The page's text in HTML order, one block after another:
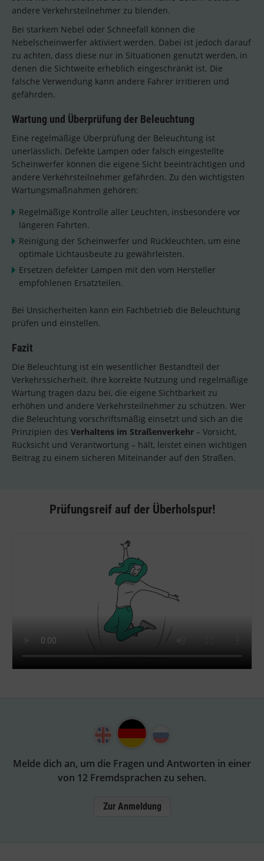
andere Verkehrsteilnehmer zu blenden.
Bei starkem Nebel oder Schneefall können die
Nebelscheinwerfer aktiviert werden. Dabei ist jedoch darauf
zu achten, dass diese nur in Situationen genutzt werden, in
denen die Sichtweite erheblich eingeschränkt ist. Die
falsche Verwendung kann andere Fahrer irritieren und
gefährden.
Wartung und Überprüfung der Beleuchtung
Eine regelmäßige Überprüfung der Beleuchtung ist
unerlässlich. Defekte Lampen oder falsch eingestellte
Scheinwerfer können die eigene Sicht beeinträchtigen und
andere Verkehrsteilnehmer gefährden. Zu den wichtigsten
Wartungsmaßnahmen gehören:
Regelmäßige Kontrolle aller Leuchten, insbesondere vor
längeren Fahrten.
Reinigung der Scheinwerfer und Rückleuchten, um eine
optimale Lichtausbeute zu gewährleisten.
Ersetzen defekter Lampen mit den vom Hersteller
empfohlenen Ersatzteilen.
Bei Unsicherheiten kann ein Fachbetrieb die Beleuchtung
prüfen und einstellen.
Fazit
Die Beleuchtung ist ein wesentlicher Bestandteil der
Verkehrssicherheit. Ihre korrekte Nutzung und regelmäßige
Wartung tragen dazu bei, die eigene Sichtbarkeit zu
erhöhen und andere Verkehrsteilnehmer zu schützen. Wer
die Beleuchtung vorschriftsmäßig einsetzt und sich an die
Prinzipien des Verhaltens im Straßenverkehr – Vorsicht,
Rücksicht und Verantwortung – hält, leistet einen wichtigen
Beitrag zu einem sicheren Miteinander auf den Straßen.
Prüfungsreif auf der Überholspur!
Melde dich an, um die Fragen und Antworten in einer
von 12 Fremdsprachen zu sehen.
Zur Anmeldung